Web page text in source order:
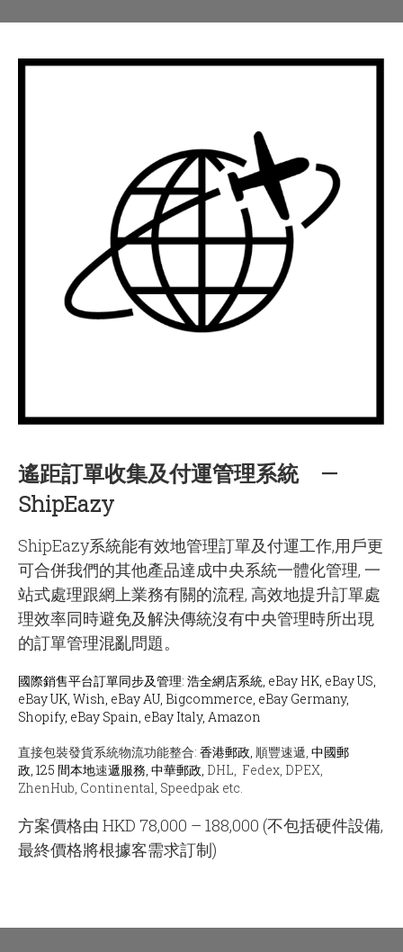
遙距訂單收集及付運管理系統 —
ShipEazy
ShipEazy系統能有效地管理訂單及付運工作,用戶更
可合併我們的其他產品達成中央系統一體化管理, 一
站式處理跟網上業務有關的流程, 高效地提升訂單處
理效率同時避免及解決傳統沒有中央管理時所出現
的訂單管理混亂問題。
國際銷售平台訂單同步及管理: 浩全網店系統, eBay HK, eBay US,
eBay UK, Wish, eBay AU, Bigcommerce, eBay Germany,
Shopify, eBay Spain, eBay Italy, Amazon
直接包裝發貨系統物流功能整合: 香港郵政, 順豐速遞, 中國郵
政, 125 間本地速遞服務, 中華郵政, DHL, Fedex, DPEX,
ZhenHub, Continental, Speedpak etc.
方案價格由 HKD 78,000 – 188,000 (不包括硬件設備,
最終價格將根據客需求訂制)